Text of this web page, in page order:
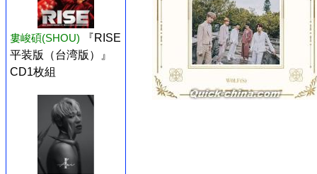
婁峻碩(SHOU)
『RISE
平装版（台湾版）』
CD1枚組